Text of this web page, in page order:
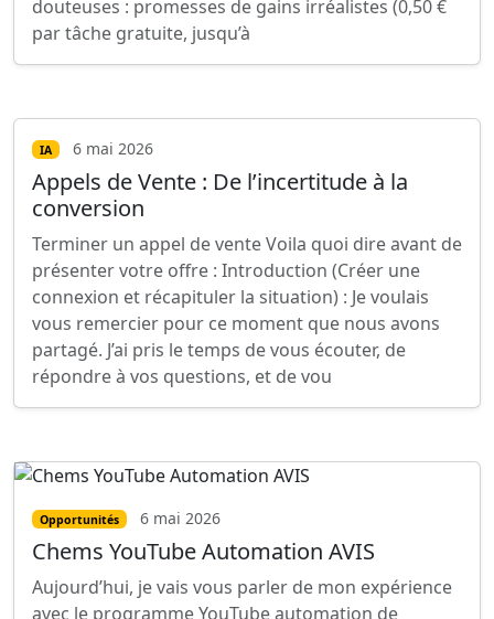
douteuses : promesses de gains irréalistes (0,50 €
par tâche gratuite, jusqu’à
IA 6 mai 2026
Appels de Vente : De l’incertitude à la
conversion
Terminer un appel de vente Voila quoi dire avant de
présenter votre offre : Introduction (Créer une
connexion et récapituler la situation) : Je voulais
vous remercier pour ce moment que nous avons
partagé. J’ai pris le temps de vous écouter, de
répondre à vos questions, et de vou
Opportunités 6 mai 2026
Chems YouTube Automation AVIS
Aujourd’hui, je vais vous parler de mon expérience
avec le programme YouTube automation de